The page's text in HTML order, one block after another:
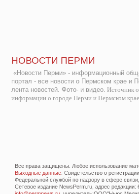
НОВОСТИ ПЕРМИ
«Новости Перми» - информационный
портал - все новости о Пермском крае и
лента новостей. Фото- и видео. Источник
информации о городе Перми и Пермском крае.
Все права защищены. Любое использование
Выходные данные: Свидетельство о
Федеральной службой по надзору в сфере
Сетевое издание NewsPerm.ru, адрес